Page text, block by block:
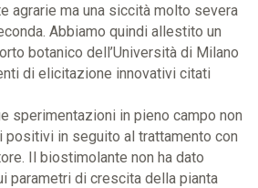
agrarie ma una siccità molto severa
Abbiamo quindi allestito un
botanico dell’Università di Milano
di elicitazione innovativi citati
sperimentazioni in pieno campo non
positivi in seguito al trattamento con
Il biostimolante non ha dato
parametri di crescita della pianta